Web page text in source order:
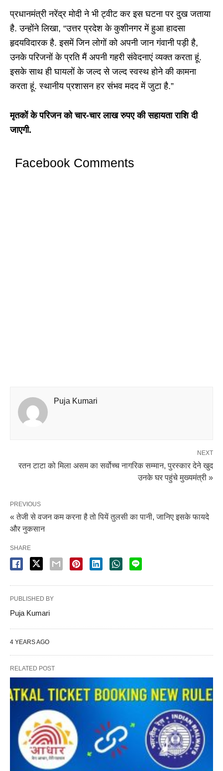
प्रधानमंत्री नरेंद्र मोदी ने भी ट्वीट कर इस घटना पर दुख जताया
है. उन्होंने लिखा, “उत्तर प्रदेश के कुशीनगर में हुआ हादसा
हृदयविदारक है. इसमें जिन लोगों को अपनी जान गंवानी पड़ी है,
उनके परिजनों के प्रति मैं अपनी गहरी संवेदनाएं व्यक्त करता हूं.
इसके साथ ही घायलों के जल्द से जल्द स्वस्थ होने की कामना
करता हूं. स्थानीय प्रशासन हर संभव मदद में जुटा है.”
मृतकों के परिजन को चार-चार लाख रुपए की सहायता राशि दी
जाएगी.
Facebook Comments
Puja Kumari
NEXT
रतन टाटा को मिला असम का सर्वोच्च नागरिक सम्मान, पुरस्कार देने खुद
उनके घर पहुंचे मुख्यमंत्री »
PREVIOUS
« तेजी से वजन कम करना है तो पियें तुलसी का पानी, जानिए इसके फायदे
और नुकसान
SHARE
PUBLISHED BY
Puja Kumari
4 YEARS AGO
RELATED POST